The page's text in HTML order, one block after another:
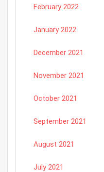
February 2022
January 2022
December 2021
November 2021
October 2021
September 2021
August 2021
July 2021